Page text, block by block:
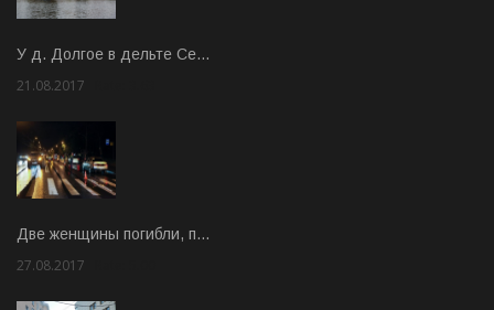
У д. Долгое в дельте Се…
21.08.2017
Две женщины погибли, п…
27.08.2017